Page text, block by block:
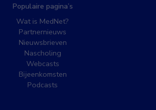
Populaire pagina’s
Wat is MedNet?
Partnernieuws
Nieuwsbrieven
Nascholing
Webcasts
Bijeenkomsten
Podcasts